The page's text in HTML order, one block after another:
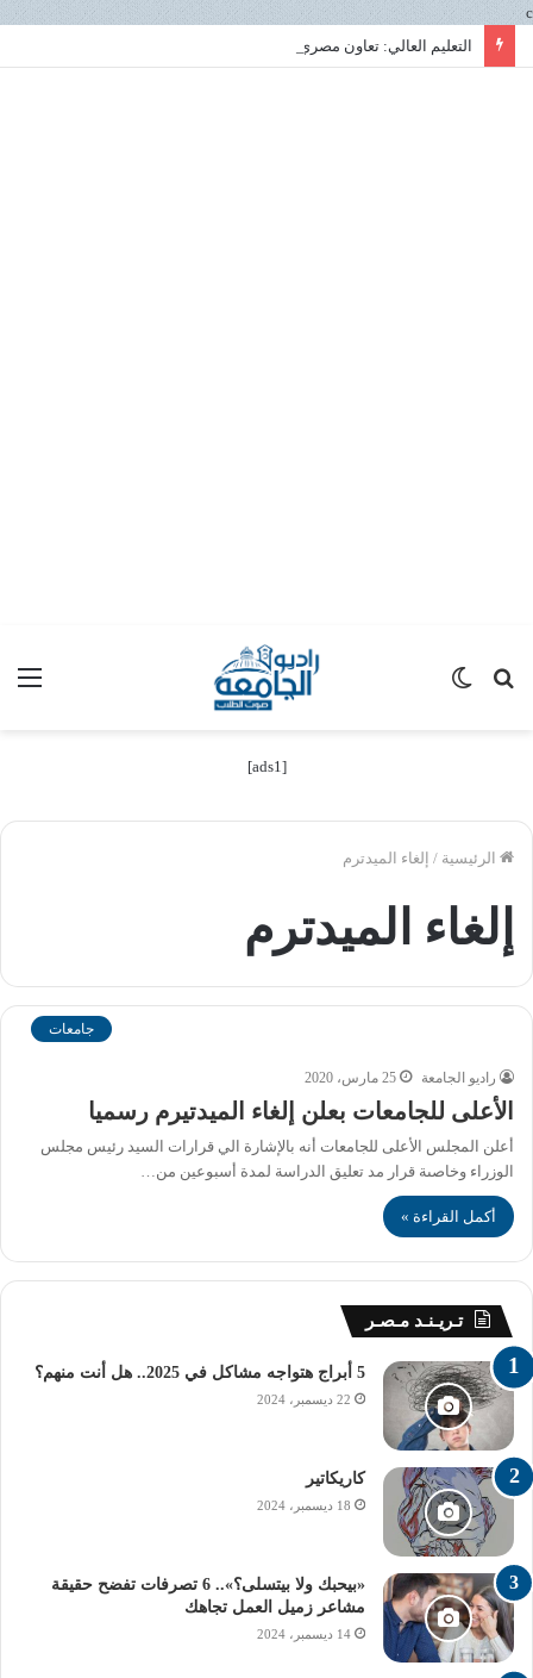
c
بحث
[ads1]
الرئيسية / إلغاء الميدترم
إلغاء الميدترم
جامعات
راديو الجامعة 25 مارس، 2020
الأعلى للجامعات بعلن إلغاء الميدتيرم رسميا
أعلن المجلس الأعلى للجامعات أنه بالإشارة الي قرارات السيد رئيس مجلس
الوزراء وخاصىة قرار مد تعليق الدراسة لمدة أسبوعين من…
أكمل القراءة »
تـريـنـد مـصـر
5 أبراج هتواجه مشاكل في 2025.. هل أنت منهم؟
22 ديسمبر، 2024
كاريكاتير
18 ديسمبر، 2024
«بيحبك ولا بيتسلى؟».. 6 تصرفات تفضح حقيقة
مشاعر زميل العمل تجاهك
14 ديسمبر، 2024